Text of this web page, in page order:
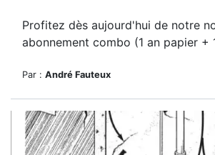
Profitez dès aujourd'hui de notre
abonnement combo (1 an papier +
Par : André Fauteux